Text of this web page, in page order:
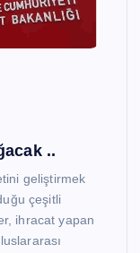
..
geliştirmek
çeşitli
ihracat yapan